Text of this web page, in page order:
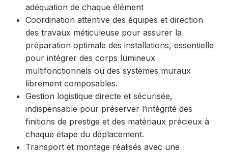
adéquation de chaque élément
Coordination attentive des équipes et direction
des travaux méticuleuse pour assurer la
préparation optimale des installations, essentielle
pour intégrer des corps lumineux
multifonctionnels ou des systèmes muraux
librement composables.
Gestion logistique directe et sécurisée,
indispensable pour préserver l’intégrité des
finitions de prestige et des matériaux précieux à
chaque étape du déplacement.
Transport et montage réalisés avec une